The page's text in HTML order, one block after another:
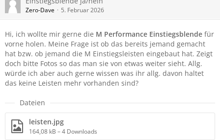
Zero-Dave 5. Februar 2026
Hi, ich wollte mir gerne die M Performance Einstiegsblende für
vorne holen. Meine Frage ist ob das bereits jemand gemacht
hat bzw. ob jemand die M Einstiegsleisten eingebaut hat. Zeigt
doch bitte Fotos so das man sie von etwas weiter sieht. Allg.
würde ich aber auch gerne wissen was ihr allg. davon haltet
das keine Leisten mehr vorhanden sind?
Dateien
leisten.jpg
164,08 kB – 4 Downloads